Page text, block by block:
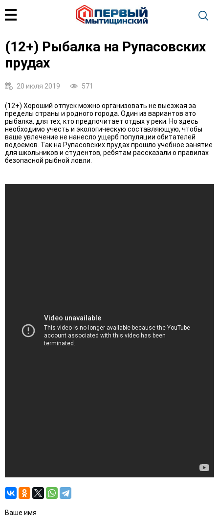
(12+) Рыбалка на Рупасовских
прудах
20 июля 2019 571
(12+) Хороший отпуск можно организовать не выезжая за
пределы страны и родного города. Один из вариантов это
рыбалка, для тех, кто предпочитает отдых у реки. Но здесь
необходимо учесть и экологическую составляющую, чтобы
ваше увлечение не нанесло ущерб популяции обитателей
водоемов. Так на Рупасовских прудах прошло учебное занятие
для школьников и студентов, ребятам рассказали о правилах
безопасной рыбной ловли.
Ваше имя